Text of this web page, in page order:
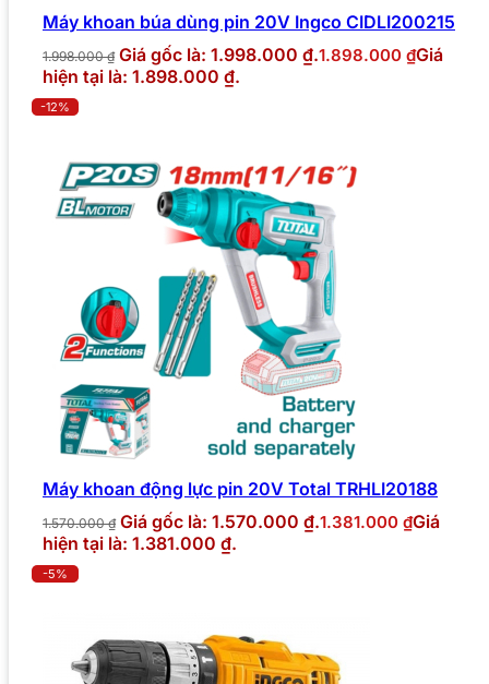
Máy khoan búa dùng pin 20V Ingco CIDLI200215
1.998.000₫ Giá gốc là: 1.998.000 ₫.1.898.000 ₫Giá
hiện tại là: 1.898.000 ₫.
-12%
Máy khoan động lực pin 20V Total TRHLI20188
1.570.000₫ Giá gốc là: 1.570.000 ₫.1.381.000 ₫Giá
hiện tại là: 1.381.000 ₫.
-5%